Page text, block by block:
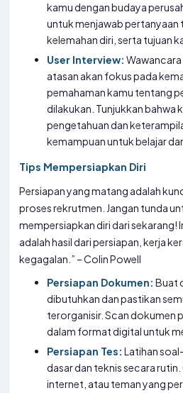
kamu dengan budaya
untuk menjawab pertanyaan
kelemahan diri, serta tujuan
User Interview:
atasan akan fokus pada
pemahaman kamu tentang
dilakukan. Tunjukkan bahwa
pengetahuan dan
kemampuan untuk belajar
Tips Mempersiapkan Diri
Persiapan yang matang adalah
proses rekrutmen. Jangan tunda
mempersiapkan diri dari sekarang!
adalah hasil dari persiapan, kerja
kegagalan.” – Colin Powell
Persiapan Dokumen: Buat
dibutuhkan dan pastikan
terorganisir. Scan dokumen
dalam format digital untuk
Persiapan Tes: Latihan
dasar dan teknis secara rutin.
internet, atau teman yang